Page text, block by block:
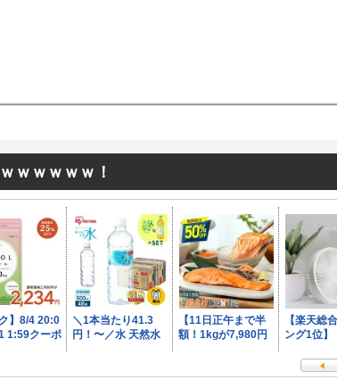
ｗｗｗｗｗ！